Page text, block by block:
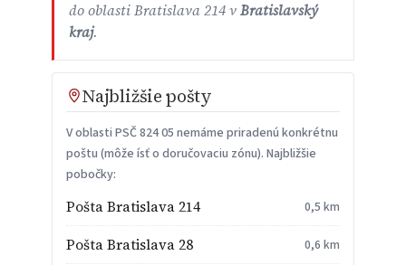
do oblasti Bratislava 214 vBratislavský
kraj.
Najbližšie pošty
V oblasti PSČ 824 05 nemáme priradenú konkrétnu
poštu (môže ísť o doručovaciu zónu). Najbližšie
pobočky:
Pošta Bratislava 214 0,5 km
Pošta Bratislava 28 0,6 km